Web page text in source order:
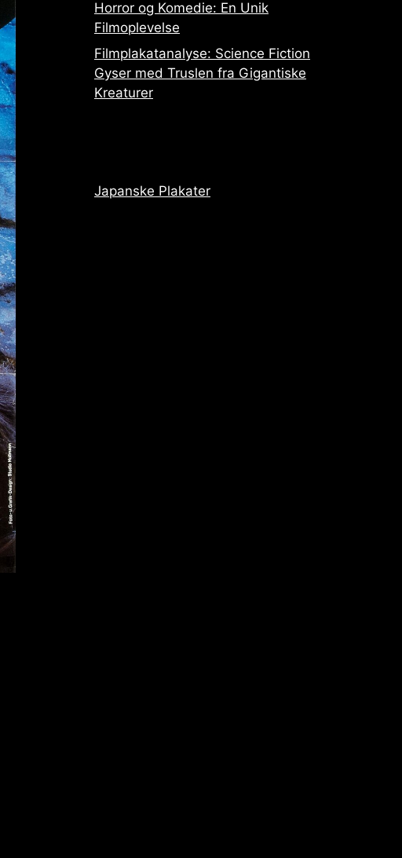
Horror og Komedie: En Unik
Filmoplevelse
Filmplakatanalyse: Science Fiction
Gyser med Truslen fra Gigantiske
Kreaturer
Japanske Plakater